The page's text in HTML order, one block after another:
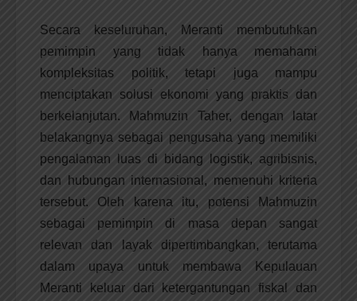
Secara keseluruhan, Meranti membutuhkan
pemimpin yang tidak hanya memahami
kompleksitas politik, tetapi juga mampu
menciptakan solusi ekonomi yang praktis dan
berkelanjutan. Mahmuzin Taher, dengan latar
belakangnya sebagai pengusaha yang memiliki
pengalaman luas di bidang logistik, agribisnis,
dan hubungan internasional, memenuhi kriteria
tersebut. Oleh karena itu, potensi Mahmuzin
sebagai pemimpin di masa depan sangat
relevan dan layak dipertimbangkan, terutama
dalam upaya untuk membawa Kepulauan
Meranti keluar dari ketergantungan fiskal dan